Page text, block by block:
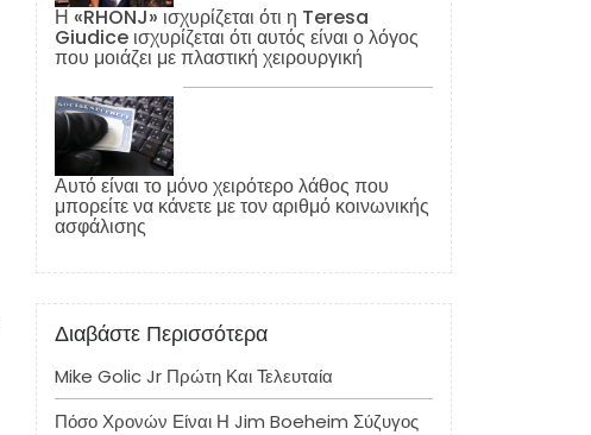
Η «RHONJ» ισχυρίζεται ότι η Teresa
Giudice ισχυρίζεται ότι αυτός είναι ο λόγος
που μοιάζει με πλαστική χειρουργική
Αυτό είναι το μόνο χειρότερο λάθος που
μπορείτε να κάνετε με τον αριθμό κοινωνικής
ασφάλισης
Διαβάστε Περισσότερα
Mike Golic Jr Πρώτη Και Τελευταία
Πόσο Χρονών Είναι Η Jim Boeheim Σύζυγος